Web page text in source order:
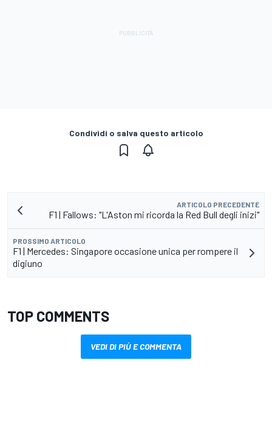
Condividi o salva questo articolo
ARTICOLO PRECEDENTE
F1 | Fallows: "L'Aston mi ricorda la Red Bull degli inizi"
PROSSIMO ARTICOLO
F1 | Mercedes: Singapore occasione unica per rompere il
digiuno
TOP COMMENTS
VEDI DI PIÙ E COMMENTA